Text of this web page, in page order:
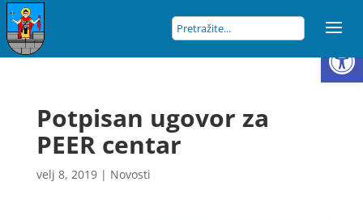
Potpisan ugovor za
PEER centar
velj 8, 2019| Novosti